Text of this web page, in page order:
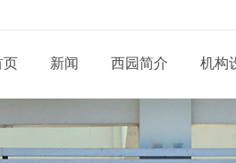
页 新闻 西园简介
党委和纪委
机构
机构 支撑系统
实验系列 其他系
招生信息